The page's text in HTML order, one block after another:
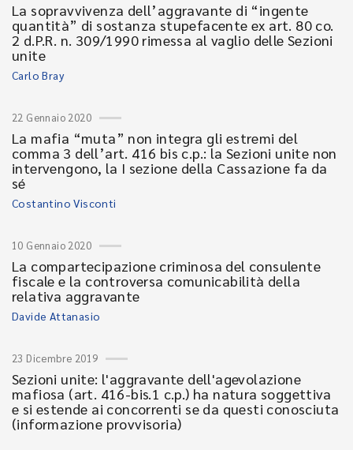
La sopravvivenza dell’aggravante di “ingente
quantità” di sostanza stupefacente ex art. 80 co.
2 d.P.R. n. 309/1990 rimessa al vaglio delle Sezioni
unite
Carlo Bray
22 Gennaio 2020
La mafia “muta” non integra gli estremi del
comma 3 dell’art. 416 bis c.p.: la Sezioni unite non
intervengono, la I sezione della Cassazione fa da
sé
Costantino Visconti
10 Gennaio 2020
La compartecipazione criminosa del consulente
fiscale e la controversa comunicabilità della
relativa aggravante
Davide Attanasio
23 Dicembre 2019
Sezioni unite: l'aggravante dell'agevolazione
mafiosa (art. 416-bis.1 c.p.) ha natura soggettiva
e si estende ai concorrenti se da questi conosciuta
(informazione provvisoria)